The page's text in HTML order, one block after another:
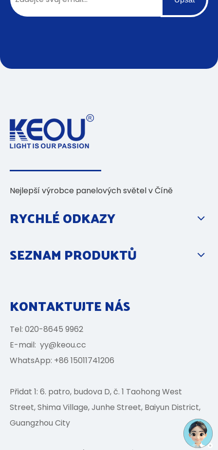
Nejlepší výrobce panelových světel v Číně
RYCHLÉ ODKAZY
SEZNAM PRODUKTŮ
KONTAKTUJTE NÁS
Tel: 020-8645 9962
E-mail: yy@keou.cc
WhatsApp: +86 15011741206
Přidat 1: 6. patro, budova D, č. 1 Taohong West
Street, Shima Village, Junhe Street, Baiyun District,
Guangzhou City